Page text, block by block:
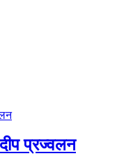
दीप प्रज्वलन